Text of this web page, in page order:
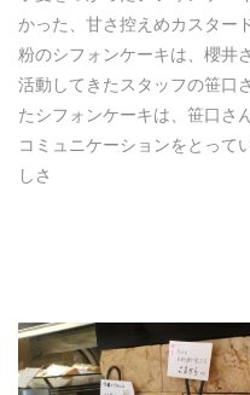
かった、甘さ控えめカスター
粉のシフォンケーキは、櫻井
活動してきたスタッフの笹口
たシフォンケーキは、笹口さ
コミュニケーションをとって
しさ